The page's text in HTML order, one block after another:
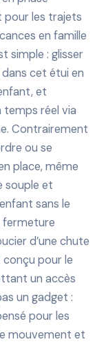
pour les trajets
en famille
simple : glisser
cet étui en
et
temps réel via
Contrairement
ou se
place, même
souple et
sans le
fermeture
d’une chute
conçu pour le
un accès
un gadget :
pour les
mouvement et